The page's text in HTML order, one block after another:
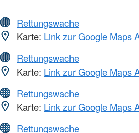
Rettungswache
Karte: Link zur Google Maps
Rettungswache
Karte: Link zur Google Maps
Rettungswache
Karte: Link zur Google Maps
Rettungswache